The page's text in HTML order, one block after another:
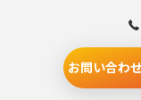
全かつ円滑に進め
スムーズな売却
お問い合わ